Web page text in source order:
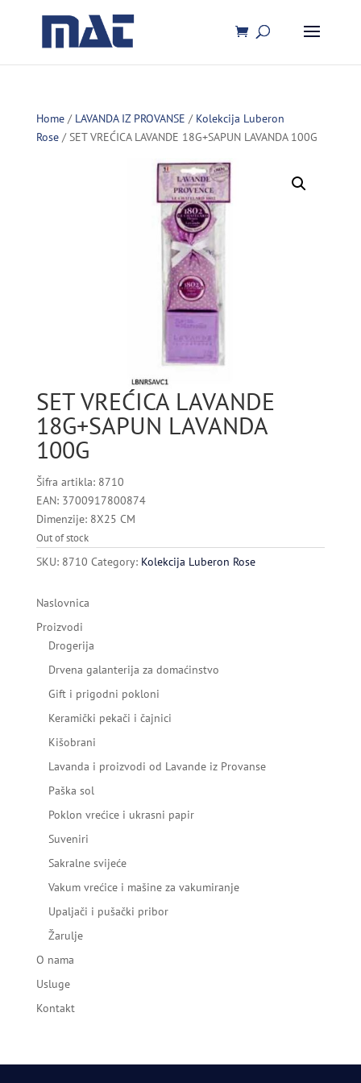
Home/ LAVANDA IZ PROVANSE / Kolekcija Luberon
Rose/ SET VREĆICA LAVANDE 18G+SAPUN LAVANDA 100G
SET VREĆICA LAVANDE
18G+SAPUN LAVANDA
100G
Šifra artikla: 8710
EAN: 3700917800874
Dimenzije: 8X25 CM
Out of stock
SKU: 8710 Category: Kolekcija Luberon Rose
Naslovnica
Proizvodi
Drogerija
Drvena galanterija za domaćinstvo
Gift i prigodni pokloni
Keramički pekači i čajnici
Kišobrani
Lavanda i proizvodi od Lavande iz Provanse
Paška sol
Poklon vrećice i ukrasni papir
Suveniri
Sakralne svijeće
Vakum vrećice i mašine za vakumiranje
Upaljači i pušački pribor
Žarulje
O nama
Usluge
Kontakt